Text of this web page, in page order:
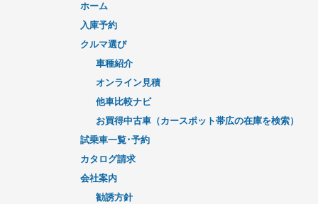
ホーム
入庫予約
クルマ選び
車種紹介
オンライン見積
他車比較ナビ
お買得中古車（カースポット帯広の在庫を検索）
試乗車一覧･予約
カタログ請求
会社案内
勧誘方針